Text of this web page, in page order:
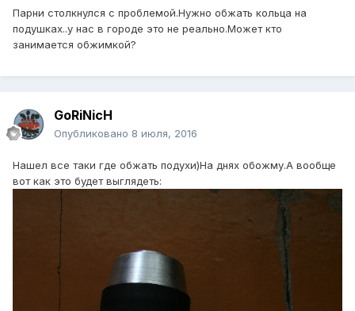
Парни столкнулся с проблемой.Нужно обжать кольца на
подушках..у нас в городе это не реально.Может кто
занимается обжимкой?
GoRiNicH
Опубликовано 8 июля, 2016
Нашел все таки где обжать подухи)На днях обожму.А вообще
вот как это будет выглядеть: